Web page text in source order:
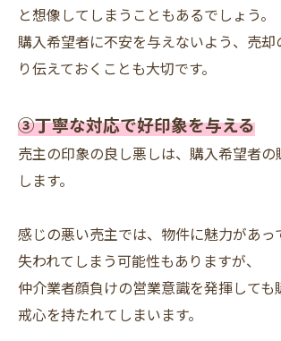
と想像してしまうこともあるでしょう。
購入希望者に不安を与えないよう、売却
り伝えておくことも大切です。
➂丁寧な対応で好印象を与える
売主の印象の良し悪しは、購入希望者
します。
感じの悪い売主では、物件に魅力があっ
失われてしまう可能性もありますが、
仲介業者顔負けの営業意識を発揮して
戒心を持たれてしまいます。